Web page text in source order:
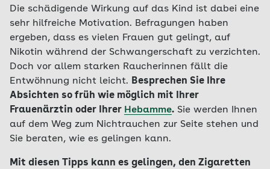
Die schädigende Wirkung auf das Kind ist dabei eine
sehr hilfreiche Motivation. Befragungen haben
ergeben, dass es vielen Frauen gut gelingt, auf
Nikotin während der Schwangerschaft zu verzichten.
Doch vor allem starken Raucherinnen fällt die
Entwöhnung nicht leicht. Besprechen Sie Ihre
Absichten so früh wie möglich mit Ihrer
Frauenärztin oder Ihrer Hebamme. Sie werden Ihnen
auf dem Weg zum Nichtrauchen zur Seite stehen und
Sie beraten, wie es gelingen kann.
Mit diesen Tipps kann es gelingen, den Zigaretten